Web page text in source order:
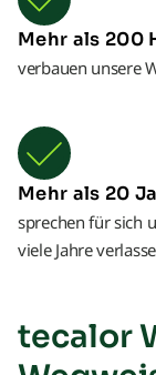
Mehr als 200
verbauen unsere
Mehr als 20
sprechen für sich
viele Jahre
tecalor